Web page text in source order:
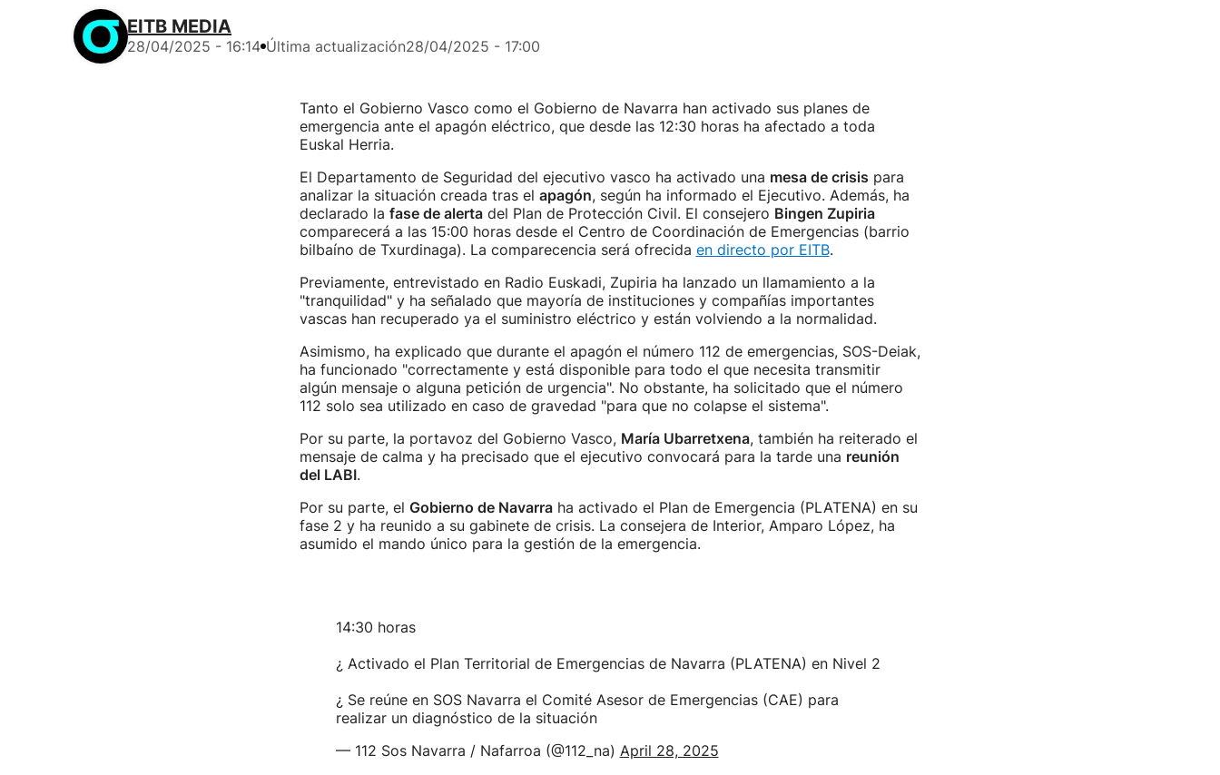
EITB MEDIA
28/04/2025 - 16:14 Última actualización28/04/2025 - 17:00
Tanto el Gobierno Vasco como el Gobierno de Navarra han activado sus planes de
emergencia ante el apagón eléctrico, que desde las 12:30 horas ha afectado a toda
Euskal Herria.
El Departamento de Seguridad del ejecutivo vasco ha activado una mesa de crisis para
analizar la situación creada tras el apagón, según ha informado el Ejecutivo. Además, ha
declarado la fase de alertadel Plan de Protección Civil. El consejero Bingen Zupiria
comparecerá a las 15:00 horas desde el Centro de Coordinación de Emergencias (barrio
bilbaíno de Txurdinaga). La comparecencia será ofrecida en directo por EITB.
Previamente, entrevistado en Radio Euskadi, Zupiria ha lanzado un llamamiento a la
"tranquilidad" y ha señalado que mayoría de instituciones y compañías importantes
vascas han recuperado ya el suministro eléctrico y están volviendo a la normalidad.
Asimismo, ha explicado que durante el apagón el número 112 de emergencias, SOS-Deiak,
ha funcionado "correctamente y está disponible para todo el que necesita transmitir
algún mensaje o alguna petición de urgencia". No obstante, ha solicitado que el número
112 solo sea utilizado en caso de gravedad "para que no colapse el sistema".
Por su parte, la portavoz del Gobierno Vasco, María Ubarretxena, también ha reiterado el
mensaje de calma y ha precisado que el ejecutivo convocará para la tarde una reunión
del LABI.
Por su parte, el Gobierno de Navarraha activado el Plan de Emergencia (PLATENA) en su
fase 2 y ha reunido a su gabinete de crisis. La consejera de Interior, Amparo López, ha
asumido el mando único para la gestión de la emergencia.
14:30 horas
¿ Activado el Plan Territorial de Emergencias de Navarra (PLATENA) en Nivel 2
¿ Se reúne en SOS Navarra el Comité Asesor de Emergencias (CAE) para
realizar un diagnóstico de la situación
— 112 Sos Navarra / Nafarroa (@112_na) April 28, 2025